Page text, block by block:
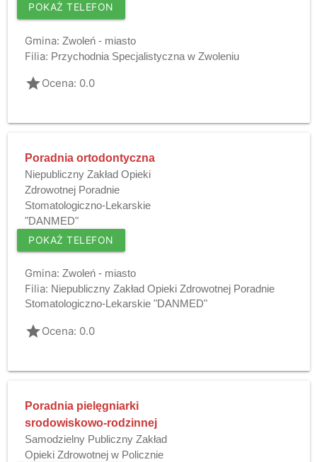
POKAŻ TELEFON
Gmina: Zwoleń - miasto
Filia: Przychodnia Specjalistyczna w Zwoleniu
gradeOcena: 0.0
Poradnia ortodontyczna
Niepubliczny Zakład Opieki
Zdrowotnej Poradnie
Stomatologiczno-Lekarskie
"DANMED"
POKAŻ TELEFON
Gmina: Zwoleń - miasto
Filia: Niepubliczny Zakład Opieki Zdrowotnej Poradnie
Stomatologiczno-Lekarskie "DANMED"
gradeOcena: 0.0
Poradnia pielęgniarki
srodowiskowo-rodzinnej
Samodzielny Publiczny Zakład
Opieki Zdrowotnej w Policznie